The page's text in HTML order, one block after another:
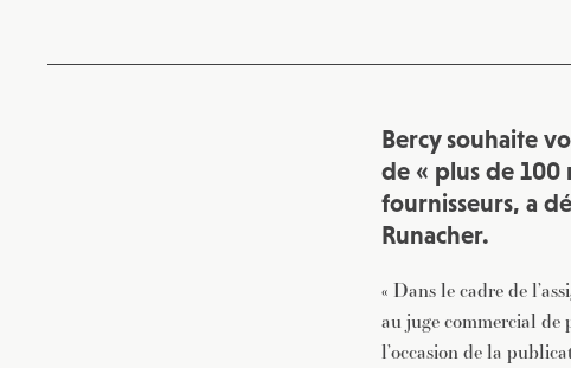
Bercy souhaite
de « plus de 100
fournisseurs, a
Runacher.
« Dans le cadre de
au juge commercial de
l’occasion de la